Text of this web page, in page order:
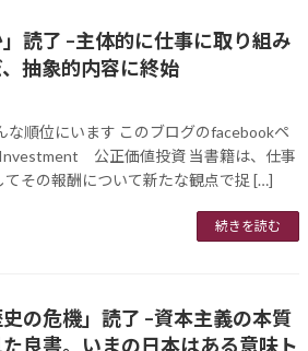
読了 –主体的に仕事に取り組み
抽象的内容に終始
順位にいます このブログのfacebookペ
公正価値投資 当書籍は、仕事
その報酬について新たな観点で捉 […]
続きを読む
史の危機」読了 –資本主義の本質
良書。いまの日本はある意味ト